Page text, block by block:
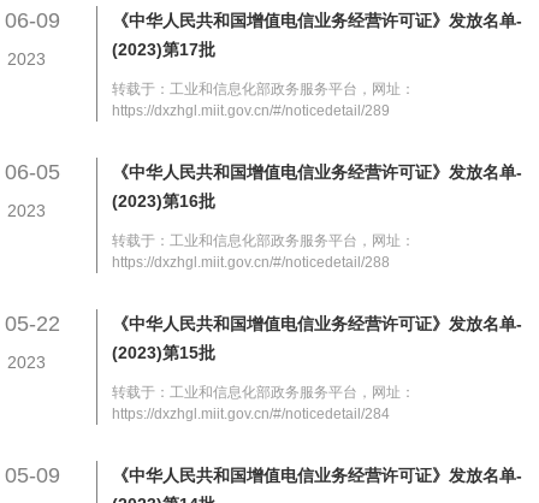
06-09
2023
《中华人民共和国增值电信业务经营许可证》发放名单-
(2023)第17批
转载于：工业和信息化部政务服务平台，网址：
https://dxzhgl.miit.gov.cn/#/noticedetail/289
06-05
2023
《中华人民共和国增值电信业务经营许可证》发放名单-
(2023)第16批
转载于：工业和信息化部政务服务平台，网址：
https://dxzhgl.miit.gov.cn/#/noticedetail/288
05-22
2023
《中华人民共和国增值电信业务经营许可证》发放名单-
(2023)第15批
转载于：工业和信息化部政务服务平台，网址：
https://dxzhgl.miit.gov.cn/#/noticedetail/284
05-09
《中华人民共和国增值电信业务经营许可证》发放名单-